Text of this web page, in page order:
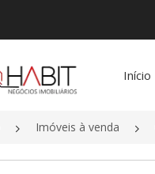
inicial
Início
Imóveis à venda